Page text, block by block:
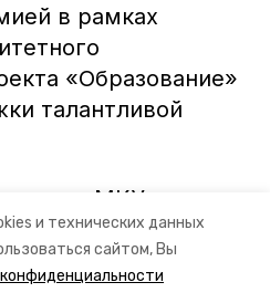
и технических данных
сайтом, Вы
в рамках
«Образование»
талантливой
МКУ
центр».